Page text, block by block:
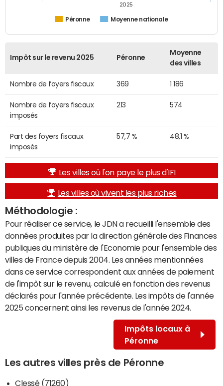
Péronne Moyenne nationale
2025
Impôt sur le revenu 2025 Péronne
Moyenne
des villes
Nombre de foyers fiscaux 369 1 186
Nombre de foyers fiscaux
imposés
213 574
Part des foyers fiscaux
imposés
57,7 % 48,1 %
Les villes où l'on paye le plus d'IFI
Les villes où vivent les plus riches
Méthodologie :
Pour réaliser ce service, le JDN a recueilli l'ensemble des
données produites par la direction générale des Finances
publiques du ministère de l'Economie pour l'ensemble des
villes de France depuis 2004. Les années mentionnées
dans ce service correspondent aux années de paiement
de l'impôt sur le revenu, calculé en fonction des revenus
déclarés pour l'année précédente. Les impôts de l'année
2025 concernent ainsi les revenus de l'année 2024.
Impôts locaux à
Péronne
Les autres villes près de Péronne
Clessé (71260)